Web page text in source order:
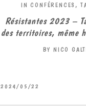
IN CONFÉRENCES,
Résistantes 2023 –
des territoires, même
BY NICO
2024/05/22